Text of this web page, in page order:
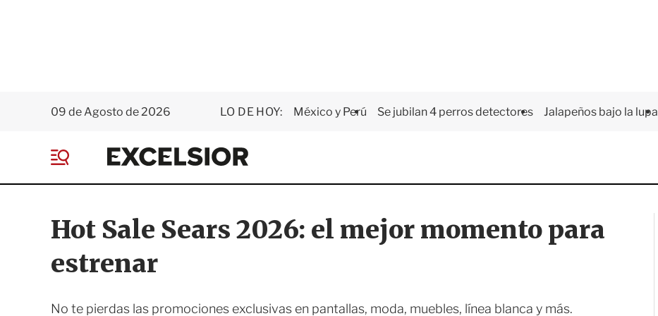
09 de Agosto de 2026 LO DE HOY: México y Perú Se jubilan 4 perros detectores Jalapeños bajo la lupa
E
x
e
i
o
e
Hot Sale Sears 2026: el mejor momento para
estrenar
No te pierdas las promociones exclusivas en pantallas, moda, muebles, línea blanca y más.